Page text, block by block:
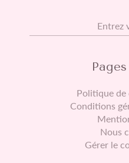
Politique
Conditions
Nous
Gérer le